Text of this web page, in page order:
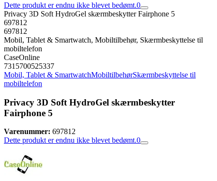
Dette produkt er endnu ikke blevet bedømt.0
Privacy 3D Soft HydroGel skærmbeskytter Fairphone 5
697812
697812
Mobil, Tablet & Smartwatch, Mobiltilbehør, Skærmbeskyttelse til
mobiltelefon
CaseOnline
7315700525337
Mobil, Tablet & SmartwatchMobiltilbehørSkærmbeskyttelse til
mobiltelefon
Privacy 3D Soft HydroGel skærmbeskytter
Fairphone 5
Varenummer: 697812
Dette produkt er endnu ikke blevet bedømt.0